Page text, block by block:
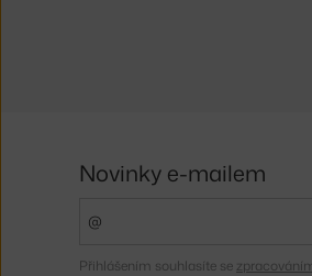
Novinky e-mailem
Přihlášením souhlasíte se